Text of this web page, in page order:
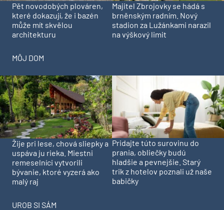
Pět novodobých plováren,
které dokazují, že i bazén
může mít skvělou
architekturu
Majitel Zbrojovky se hádá s
brněnským radním. Nový
stadion za Lužánkami narazil
na výškový limit
MÔJ DOM
Žije pri lese, chová sliepky a
uspáva ju rieka. Miestni
remeselníci vytvorili
bývanie, ktoré vyzerá ako
malý raj
Pridajte túto surovinu do
prania, obliečky budú
hladšie a pevnejšie. Starý
trik z hotelov poznali už naše
babičky
UROB SI SÁM